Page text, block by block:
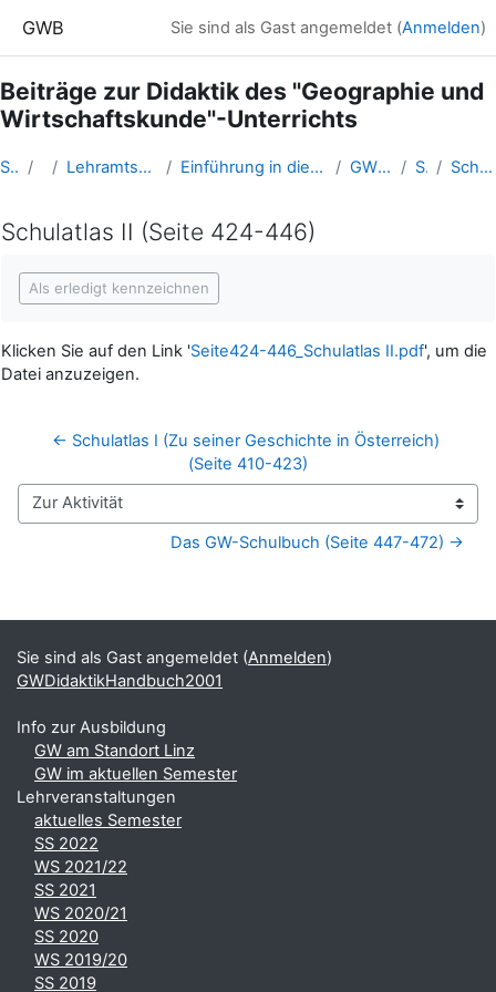
GWB Sie sind als Gast angemeldet (Anmelden)
Beiträge zur Didaktik des "Geographie und
Wirtschaftskunde"-Unterrichts
Startseite Kurse Lehramtsausbildung GW im Cluster Österreich Mitte Einführung in die Fachdidaktik der Geographie und Wirtschaftskunde (GW B 1.2) GWDidaktikHandbuch2001 Schulatlas II Schulatlas II (Seite 424-446)
Schulatlas II (Seite 424-446)
Als erledigt kennzeichnen
Klicken Sie auf den Link 'Seite424-446_Schulatlas II.pdf', um die
Datei anzuzeigen.
← Schulatlas I (Zu seiner Geschichte in Österreich)
(Seite 410-423)
Zur Aktivität
Das GW-Schulbuch (Seite 447-472) →
Ergänzungsblöcke
Sie sind als Gast angemeldet (Anmelden)
GWDidaktikHandbuch2001
Info zur Ausbildung
GW am Standort Linz
GW im aktuellen Semester
Lehrveranstaltungen
aktuelles Semester
SS 2022
WS 2021/22
SS 2021
WS 2020/21
SS 2020
WS 2019/20
SS 2019